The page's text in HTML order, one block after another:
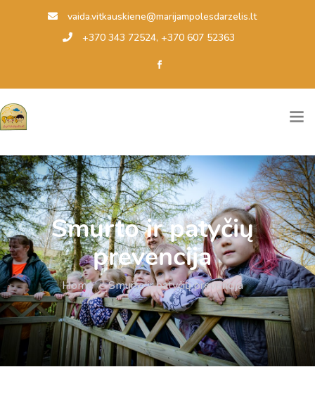
vaida.vitkauskiene@marijampolesdarzelis.lt
+370 343 72524, +370 607 52363
Smurto ir patyčių
prevencija
Home . Smurto ir patyčių prevencija